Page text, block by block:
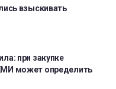
взыскивать
при закупке
может определить